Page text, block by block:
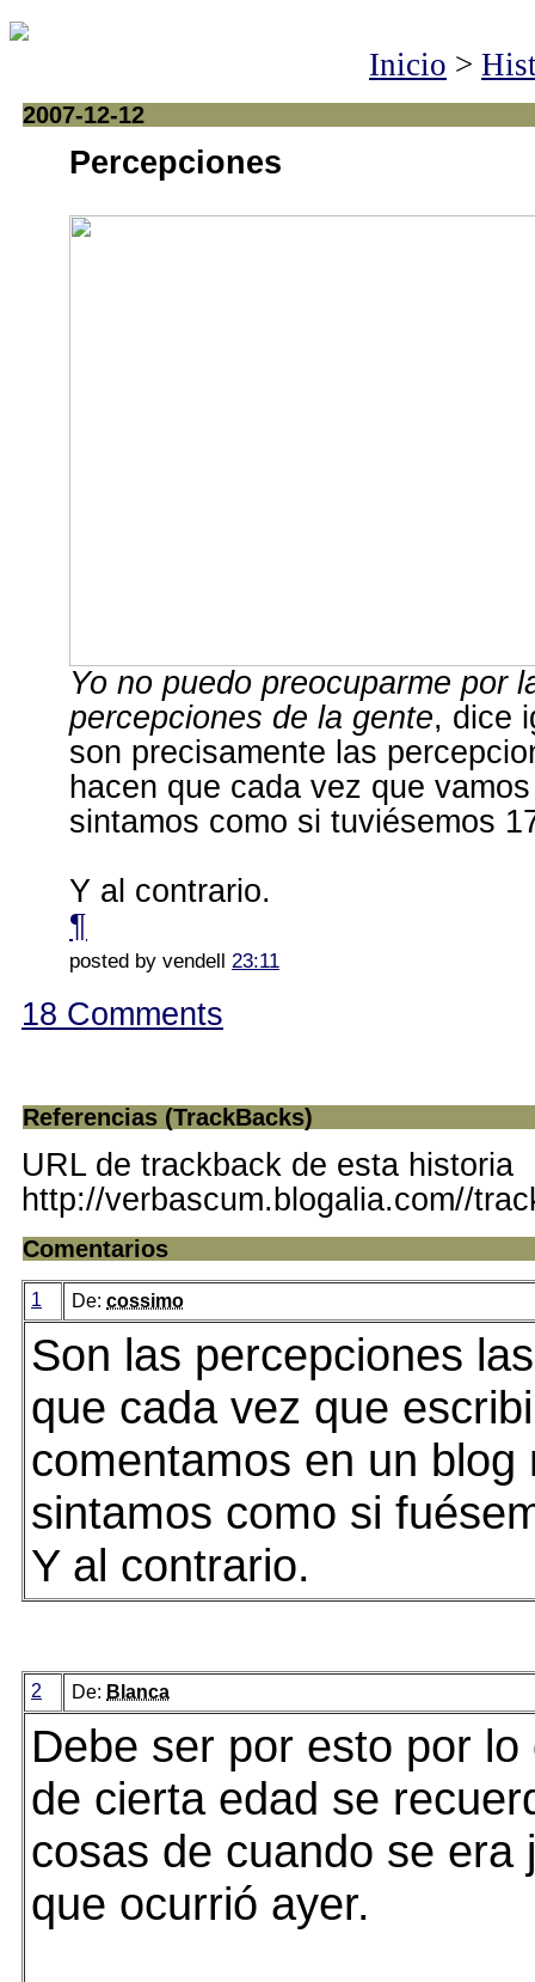
Inicio >
2007-12-12
Percepciones
Yo no puedo preocuparme por
percepciones de la gente, dice
son precisamente las
hacen que cada vez que
sintamos como si tuviésemos
Y al contrario.
¶
posted by vendell 23:11
18 Comments
Referencias (TrackBacks)
URL de trackback de esta historia
http://verbascum.blogalia.com//
Comentarios
1 De: cossimo
Son las percepciones
que cada vez que
comentamos en un blog
sintamos como si
Y al contrario.
2 De: Blanca
Debe ser por esto por
de cierta edad se
cosas de cuando se era
que ocurrió ayer.